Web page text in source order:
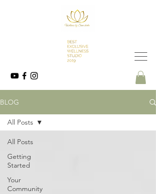
BLOG
All Posts
Getting
Started
Your
Community
All Posts